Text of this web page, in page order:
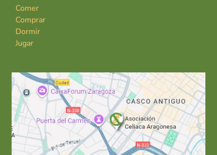
Comer
Comprar
Dormir
Jugar